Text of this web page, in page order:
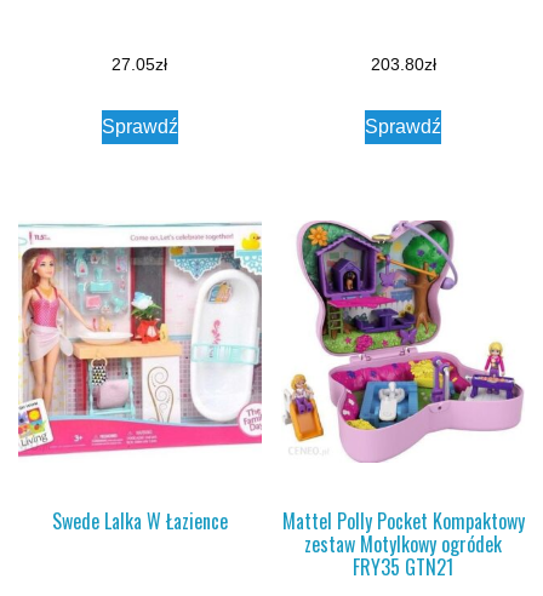
27.05zł
Sprawdź
203.80zł
Sprawdź
Swede Lalka W Łazience Mattel Polly Pocket Kompaktowy
zestaw Motylkowy ogródek
FRY35 GTN21